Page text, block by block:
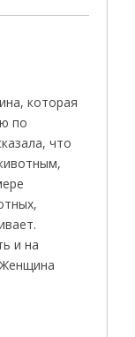
которая
по
что
и на